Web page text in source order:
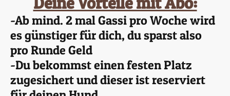
-Ab mind. 2 mal Gassi pro Woche wird
es günstiger für dich, du sparst also
pro Runde Geld
-Du bekommst einen festen Platz
zugesichert und dieser ist reserviert